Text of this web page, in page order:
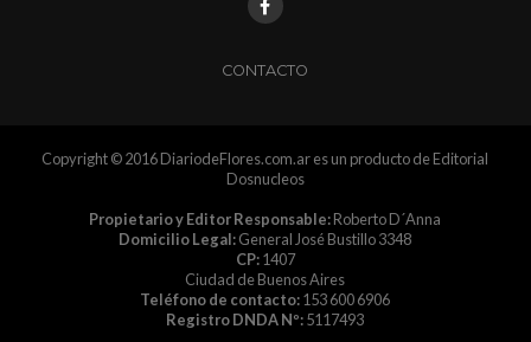
CONTACTO
Copyright © 2016 DiariodeFlores.com.ar es un producto de Editorial
Dosnucleos
Propietario y Editor Responsable:Roberto D´Anna
Domicilio Legal:General José Bustillo 3348
CP:1407
Ciudad de Buenos Aires
Teléfono de contacto:153 600 6906
Registro DNDA Nº:5117493